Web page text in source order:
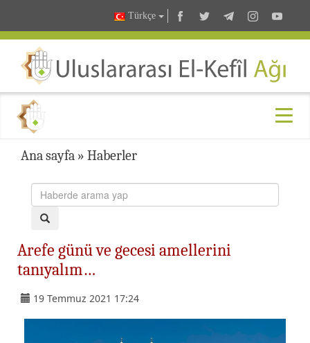
Türkçe
Ana sayfa » Haberler
Arefe günü ve gecesi amellerini
tanıyalım…
19 Temmuz 2021 17:24